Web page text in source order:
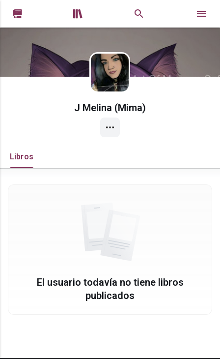
 
J Melina (Mima)
Libros
El usuario todavía no tiene libros
publicados